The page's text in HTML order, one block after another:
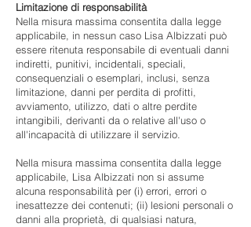
Limitazione di responsabilità
Nella misura massima consentita dalla legge
applicabile, in nessun caso Lisa Albizzati può
essere ritenuta responsabile di eventuali danni
indiretti, punitivi, incidentali, speciali,
consequenziali o esemplari, inclusi, senza
limitazione, danni per perdita di profitti,
avviamento, utilizzo, dati o altre perdite
intangibili, derivanti da o relative all'uso o
all'incapacità di utilizzare il servizio.
Nella misura massima consentita dalla legge
applicabile, Lisa Albizzati non si assume
alcuna responsabilità per (i) errori, errori o
inesattezze dei contenuti; (ii) lesioni personali o
danni alla proprietà, di qualsiasi natura,